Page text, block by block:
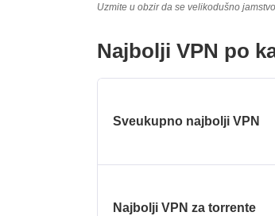
Uzmite u obzir da se velikodušno
Najbolji VPN po
Sveukupno najbolji VPN
Najbolji VPN za torrente